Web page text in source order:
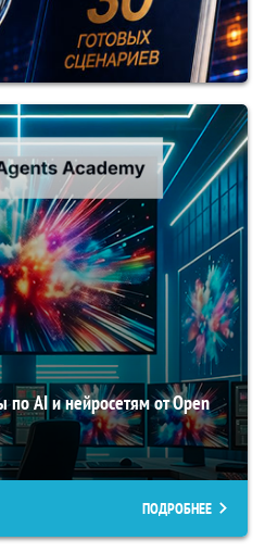
по AI и нейросетям от Open
ПОДРОБНЕЕ